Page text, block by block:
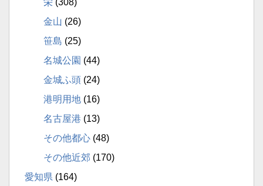
金山 (26)
笹島 (25)
名城公園 (44)
金城ふ頭 (24)
港明用地 (16)
名古屋港 (13)
その他都心 (48)
その他近郊 (170)
愛知県 (164)